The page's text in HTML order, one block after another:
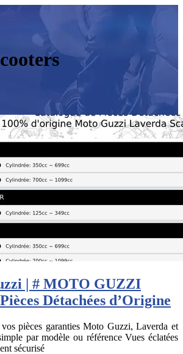
| # MOTO GUZZI
Détachées d’Origine
pièces garanties Moto Guzzi, Laverda et
par modèle ou référence Vues éclatées
sécurisé